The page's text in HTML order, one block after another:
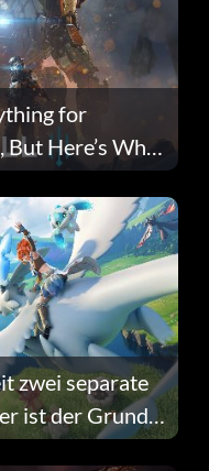
for
Here’s Why
zwei separate
ist der Grund